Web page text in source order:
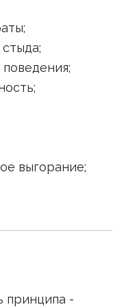
;
стыда;
;
;
выгорание;
принципа -